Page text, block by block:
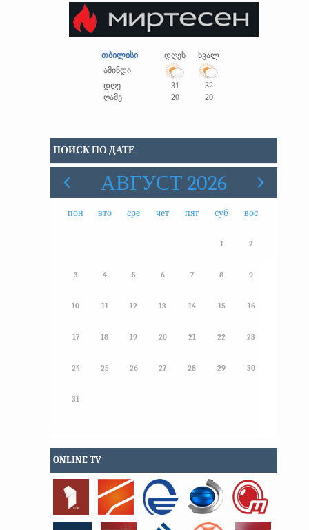
თბილისი დღეს
ხვალ
ამინდი
დღე
31
32
ღამე
20 20
ПОИСК ПО ДАТЕ
АВГУСТ 2026
пон вто сре чет пят суб вос
1 2
3 4 5 6 7 8 9
10 11 12 13 14 15 16
17 18 19 20 21 22 23
24 25 26 27 28 29 30
31
ONLINE TV